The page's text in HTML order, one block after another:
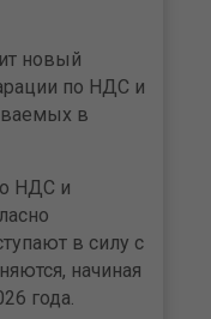
новый
по НДС и
в
НДС и
в силу с
начиная
года.